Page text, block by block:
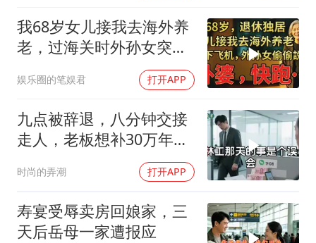
夯实基础开新局
我68岁女儿接我去海外养
老，过海关时外孙女突然
娱乐圈的笔娱君 打开APP
九点被辞退，八分钟交接
走人，老板想补30万年终
时尚的弄潮 打开APP
寿宴受辱卖房回娘家，三
天后岳母一家遭报应